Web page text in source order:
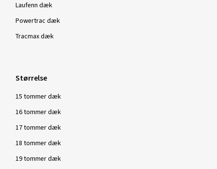
Laufenn dæk
Powertrac dæk
Tracmax dæk
Størrelse
15 tommer dæk
16 tommer dæk
17 tommer dæk
18 tommer dæk
19 tommer dæk